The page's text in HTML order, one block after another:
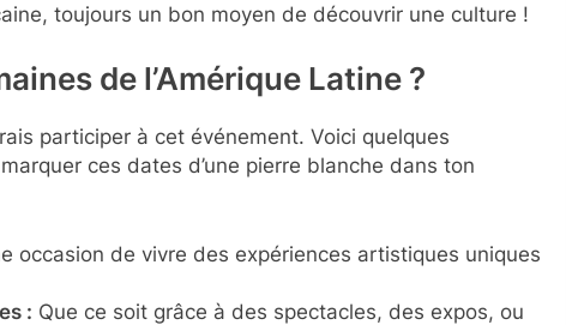
toujours un bon moyen de découvrir une culture !
de l’Amérique Latine ?
participer à cet événement. Voici quelques
ces dates d’une pierre blanche dans ton
occasion de vivre des expériences artistiques uniques
: Que ce soit grâce à des spectacles, des expos, ou